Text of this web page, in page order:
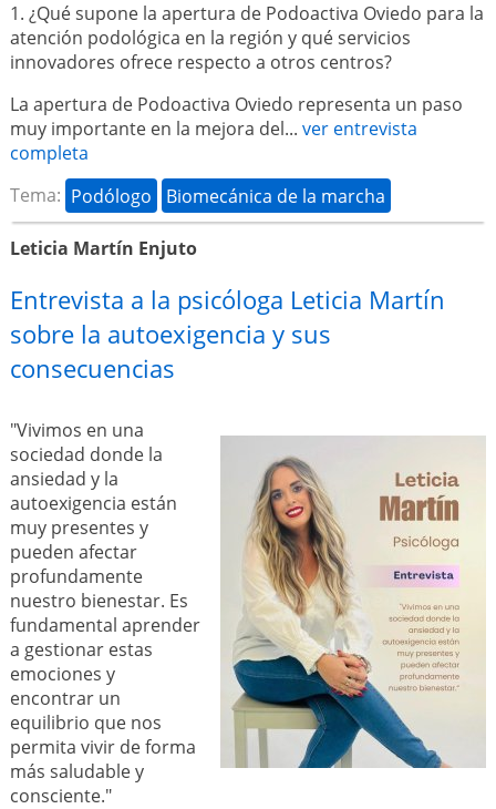
1. ¿Qué supone la apertura de Podoactiva Oviedo para la
atención podológica en la región y qué servicios
innovadores ofrece respecto a otros centros?
La apertura de Podoactiva Oviedo representa un paso
muy importante en la mejora del... ver entrevista
completa
Tema: Podólogo Biomecánica de la marcha
Leticia Martín Enjuto
Entrevista a la psicóloga Leticia Martín
sobre la autoexigencia y sus
consecuencias
"Vivimos en una
sociedad donde la
ansiedad y la
autoexigencia están
muy presentes y
pueden afectar
profundamente
nuestro bienestar. Es
fundamental aprender
a gestionar estas
emociones y
encontrar un
equilibrio que nos
permita vivir de forma
más saludable y
consciente."